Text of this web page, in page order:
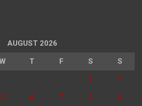
AUGUST 2026
W T F S S
1 2
5 6 7 8 9